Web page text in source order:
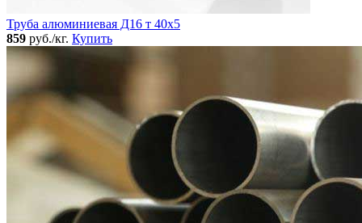
Труба алюминиевая Д16 т 40х5
859 руб./кг. Купить